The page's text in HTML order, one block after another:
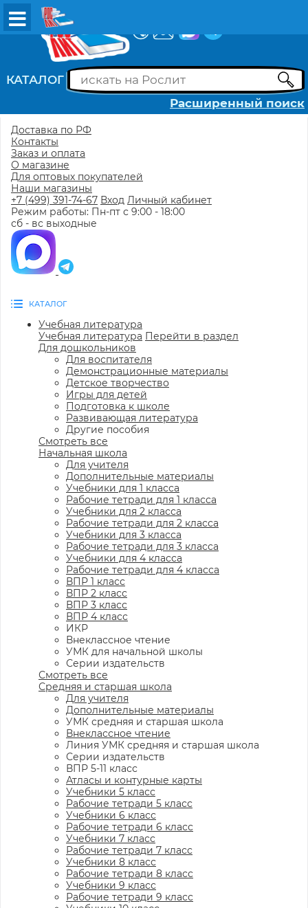
КАТАЛОГ
Расширенный поиск
Доставка по РФ
Контакты
Заказ и оплата
О магазине
Для оптовых покупателей
Наши магазины
+7 (499) 391-74-67 Вход Личный кабинет
Режим работы: Пн-пт с 9:00 - 18:00
сб - вс выходные
КАТАЛОГ
Учебная литература
Учебная литература Перейти в раздел
Для дошкольников
Для воспитателя
Демонстрационные материалы
Детское творчество
Игры для детей
Подготовка к школе
Развивающая литература
Другие пособия
Смотреть все
Начальная школа
Для учителя
Дополнительные материалы
Учебники для 1 класса
Рабочие тетради для 1 класса
Учебники для 2 класса
Рабочие тетради для 2 класса
Учебники для 3 класса
Рабочие тетради для 3 класса
Учебники для 4 класса
Рабочие тетради для 4 класса
ВПР 1 класс
ВПР 2 класс
ВПР 3 класс
ВПР 4 класс
ИКР
Внеклассное чтение
УМК для начальной школы
Серии издательств
Смотреть все
Средняя и старшая школа
Для учителя
Дополнительные материалы
УМК средняя и старшая школа
Внеклассное чтение
Линия УМК средняя и старшая школа
Серии издательств
ВПР 5-11 класс
Атласы и контурные карты
Учебники 5 класс
Рабочие тетради 5 класс
Учебники 6 класс
Рабочие тетради 6 класс
Учебники 7 класс
Рабочие тетради 7 класс
Учебники 8 класс
Рабочие тетради 8 класс
Учебники 9 класс
Рабочие тетради 9 класс